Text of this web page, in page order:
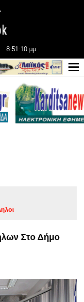
8:51:10 μμ
Στο Δήμο